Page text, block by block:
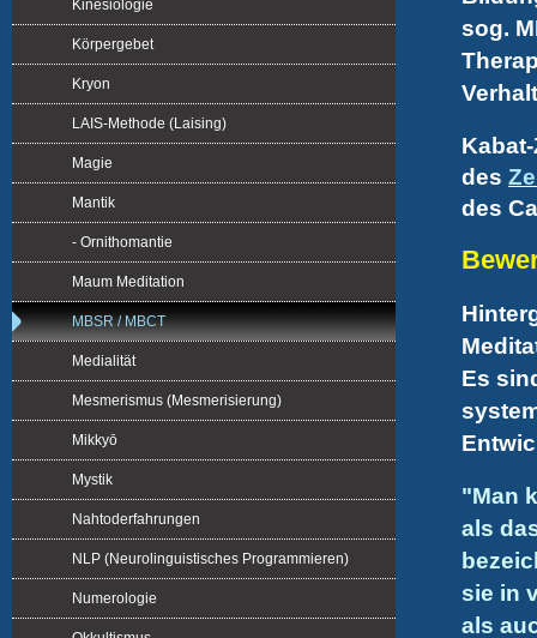
sog.
des
des
Es
"Man
als
sie in
als
Kinesiologie
Körpergebet
Kryon
LAIS-Methode (Laising)
Magie
Mantik
- Ornithomantie
Maum Meditation
MBSR / MBCT
Medialität
Mesmerismus (Mesmerisierung)
Mikkyō
Mystik
Nahtoderfahrungen
NLP (Neurolinguistisches Programmieren)
Numerologie